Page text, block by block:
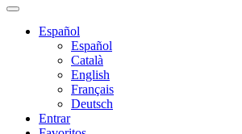
Español
Español
Català
English
Français
Deutsch
Entrar